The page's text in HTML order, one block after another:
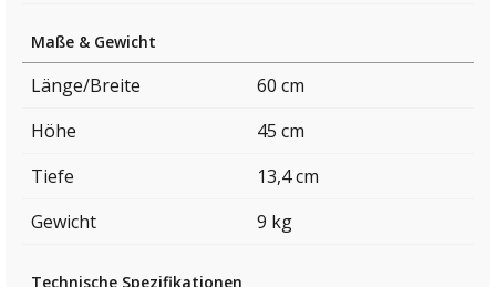
Maße & Gewicht
Länge/Breite
60 cm
Höhe
45 cm
Tiefe
13,4 cm
Gewicht
9 kg
Technische Spezifikationen